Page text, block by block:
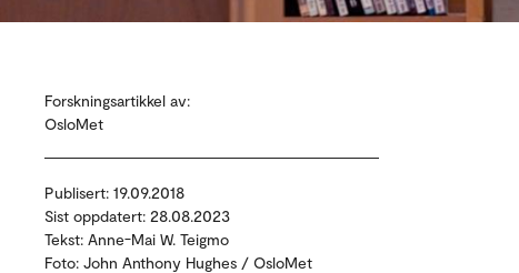
Forskningsartikkel av:
OsloMet
Publisert: 19.09.2018
Sist oppdatert: 28.08.2023
Tekst: Anne-Mai W. Teigmo
Foto: John Anthony Hughes / OsloMet